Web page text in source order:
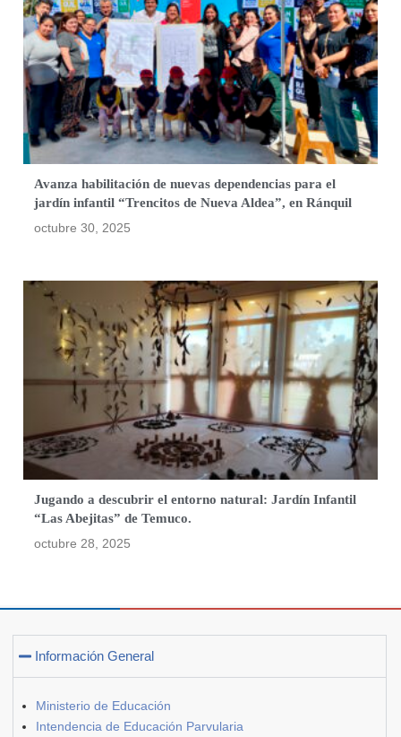
Avanza habilitación de nuevas dependencias para el
jardín infantil “Trencitos de Nueva Aldea”, en Ránquil
octubre 30, 2025
Jugando a descubrir el entorno natural: Jardín Infantil
“Las Abejitas” de Temuco.
octubre 28, 2025
Información General
Ministerio de Educación
Intendencia de Educación Parvularia